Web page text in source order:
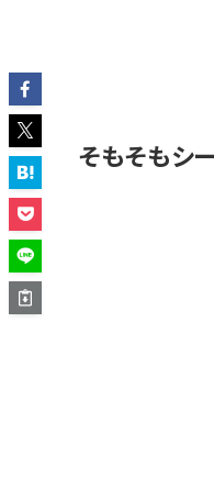
そもそもシ